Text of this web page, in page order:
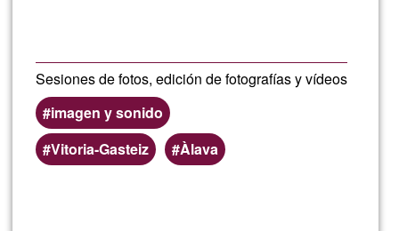
Sesiones de fotos, edición de fotografías y vídeos
imagen y sonido
Vitoria-Gasteiz
Àlava